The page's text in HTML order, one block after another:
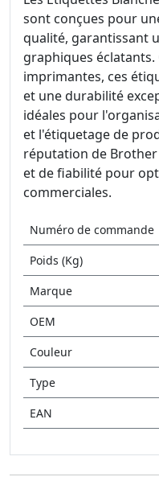
sont conçues pour
qualité, garantissant
graphiques éclatants.
imprimantes, ces
et une durabilité
idéales pour
et l'étiquetage de
réputation de
et de fiabilité pour
commerciales.
Numéro de commande
Poids (Kg)
Marque
OEM
Couleur
Type
EAN